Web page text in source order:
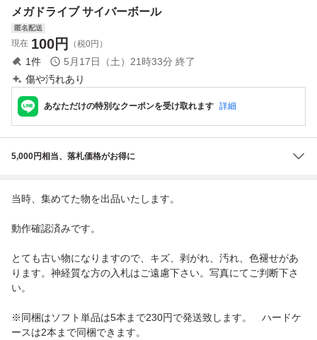
セット
メガドライブ サイバーボール
匿名配送
現在 100円 （税0円）
1件 5月17日（土）21時33分 終了
傷や汚れあり
あなただけの特別なクーポンを受け取れます 詳細
5,000円相当、落札価格がお得に
当時、集めてた物を出品いたします。
動作確認済みです。
とても古い物になりますので、キズ、剥がれ、汚れ、色褪せがあ
ります。神経質な方の入札はご遠慮下さい。写真にてご判断下さ
い。
※同梱はソフト単品は5本まで230円で発送致します。 ハードケ
ースは2本まで同梱できます。